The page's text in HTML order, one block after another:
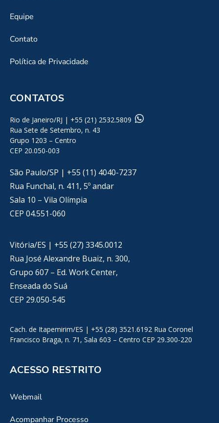
Equipe
Contato
Política de Privacidade
CONTATOS
Rio de Janeiro/RJ | +55 (21) 2532.5809
Rua Sete de Setembro, n. 43
Grupo 1203 – Centro
CEP 20.050-003
São Paulo/SP | +55 (11) 4040-7237
Rua Funchal, n. 411, 5º andar
Sala 10 – Vila Olímpia
CEP 04.551-060
Vitória/ES | +55 (27) 3345.0012
Rua José Alexandre Buaiz, n. 300,
Grupo 607 – Ed. Work Center,
Enseada do Suá
CEP 29.050-545
Cach. de Itapemirim/ES | +55 (28) 3521.6192 Rua Coronel
Francisco Braga, n. 71, Sala 603 – Centro CEP 29.300-220
ACESSO RESTRITO
Webmail
Acompanhar Processo